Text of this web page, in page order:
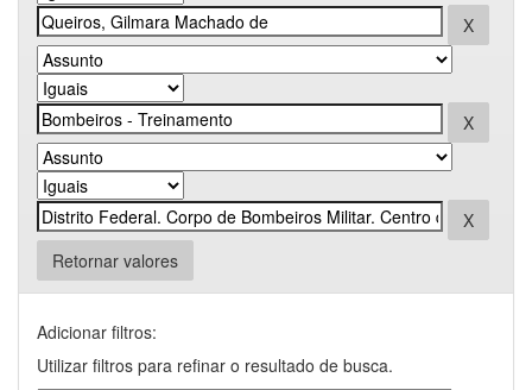
Retornar valores
Adicionar filtros:
Utilizar filtros para refinar o resultado de busca.